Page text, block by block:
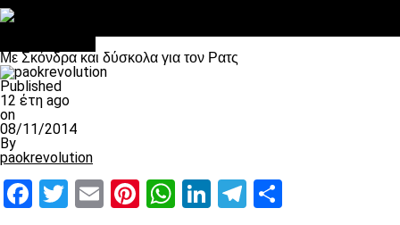
Με Σκόνδρα και δύσκολα για τον Ρατς
Published
12 έτη ago
on
08/11/2014
By
paokrevolution
Facebook
Twitter
EmailPinterest
WhatsApp
LinkedIn
Telegram